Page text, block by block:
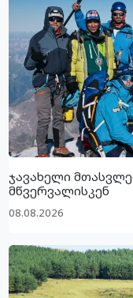
ჯავახელი
მწვერვალისკენ
08.08.2026